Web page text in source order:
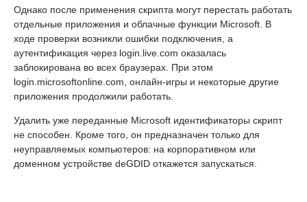
Однако после применения скрипта могут перестать работать
отдельные приложения и облачные функции Microsoft. В
ходе проверки возникли ошибки подключения, а
аутентификация через login.live.com оказалась
заблокирована во всех браузерах. При этом
login.microsoftonline.com, онлайн-игры и некоторые другие
приложения продолжили работать.
Удалить уже переданные Microsoft идентификаторы скрипт
не способен. Кроме того, он предназначен только для
неуправляемых компьютеров: на корпоративном или
доменном устройстве deGDID откажется запускаться.